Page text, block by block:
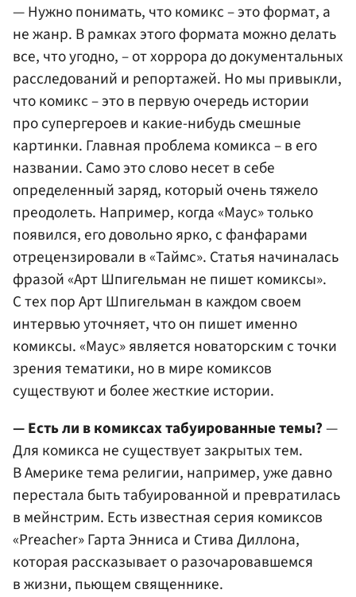
— Нужно понимать, что комикс – это формат, а
не жанр. В рамках этого формата можно делать
все, что угодно, – от хоррора до документальных
расследований и репортажей. Но мы привыкли,
что комикс – это в первую очередь истории
про супергероев и какие-нибудь смешные
картинки. Главная проблема комикса – в его
названии. Само это слово несет в себе
определенный заряд, который очень тяжело
преодолеть. Например, когда «Маус» только
появился, его довольно ярко, с фанфарами
отрецензировали в«Таймс». Статья начиналась
фразой «Арт Шпигельман не пишет комиксы».
С тех пор Арт Шпигельман в каждом своем
интервью уточняет, что он пишет именно
комиксы. «Маус» является новаторским с точки
зрения тематики, но в мире комиксов
существуют и более жесткие истории.
— Есть ли в комиксах табуированные темы?—
Для комикса не существует закрытых тем.
В Америке тема религии, например, уже давно
перестала быть табуированной и превратилась
в мейнстрим. Есть известная серия комиксов
«Preacher» Гарта Энниса и Стива Диллона,
которая рассказывает о разочаровавшемся
в жизни, пьющем священнике.